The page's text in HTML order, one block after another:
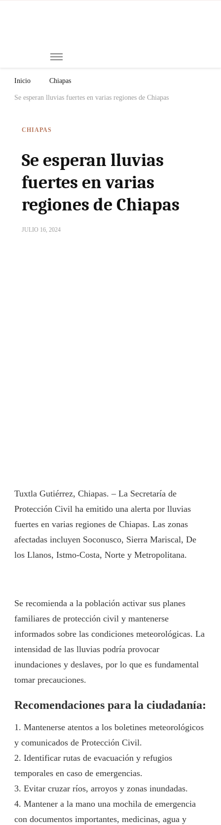
Inicio Chiapas
Se esperan lluvias fuertes en varias regiones de Chiapas
CHIAPAS
Se esperan lluvias
fuertes en varias
regiones de Chiapas
JULIO 16, 2024
Tuxtla Gutiérrez, Chiapas. – La Secretaría de
Protección Civil ha emitido una alerta por lluvias
fuertes en varias regiones de Chiapas. Las zonas
afectadas incluyen Soconusco, Sierra Mariscal, De
los Llanos, Istmo-Costa, Norte y Metropolitana.
Se recomienda a la población activar sus planes
familiares de protección civil y mantenerse
informados sobre las condiciones meteorológicas. La
intensidad de las lluvias podría provocar
inundaciones y deslaves, por lo que es fundamental
tomar precauciones.
Recomendaciones para la ciudadanía:
1. Mantenerse atentos a los boletines meteorológicos
y comunicados de Protección Civil.
2. Identificar rutas de evacuación y refugios
temporales en caso de emergencias.
3. Evitar cruzar ríos, arroyos y zonas inundadas.
4. Mantener a la mano una mochila de emergencia
con documentos importantes, medicinas, agua y